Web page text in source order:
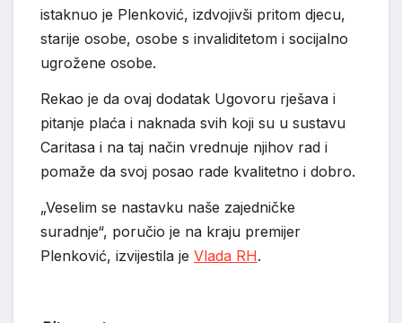
istaknuo je Plenković, izdvojivši pritom djecu,
starije osobe, osobe s invaliditetom i socijalno
ugrožene osobe.
Rekao je da ovaj dodatak Ugovoru rješava i
pitanje plaća i naknada svih koji su u sustavu
Caritasa i na taj način vrednuje njihov rad i
pomaže da svoj posao rade kvalitetno i dobro.
„Veselim se nastavku naše zajedničke
suradnje“, poručio je na kraju premijer
Plenković, izvijestila je Vlada RH.